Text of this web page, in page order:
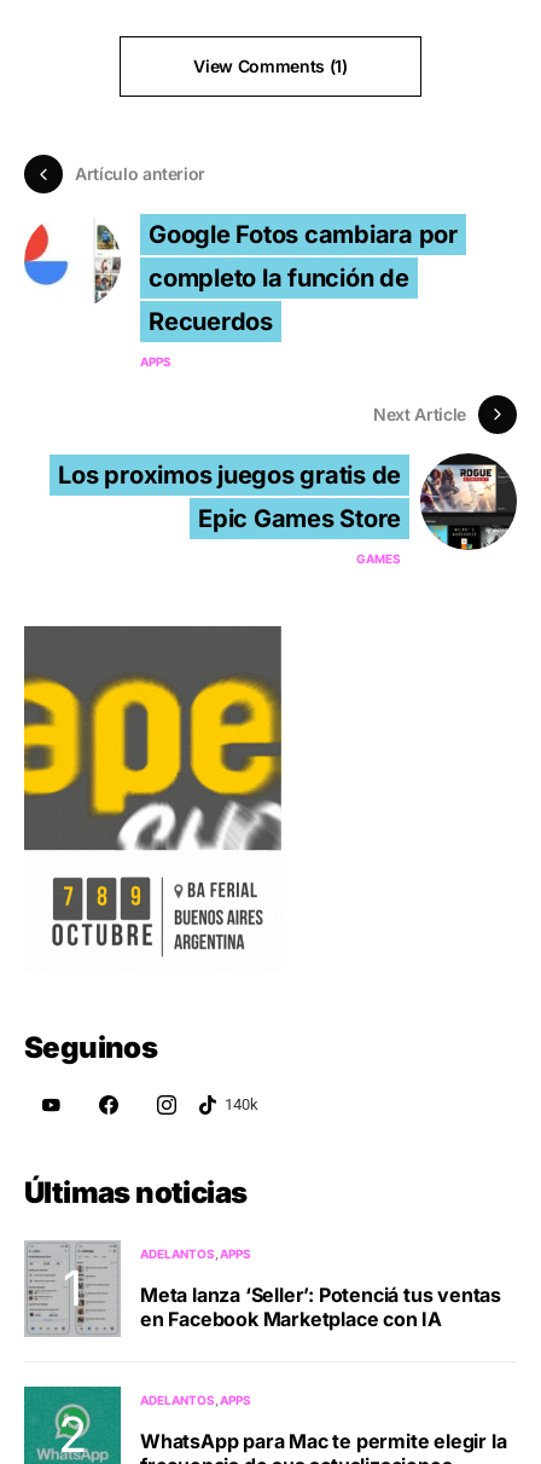
View Comments (1)
Artículo anterior
Google Fotos cambiara por
completo la función de
Recuerdos
APPS
Next Article
Los proximos juegos gratis de
Epic Games Store
GAMES
Seguinos
Últimas noticias
ADELANTOS APPS
Meta lanza ‘Seller’: Potenciá tus ventas
en Facebook Marketplace con IA
ADELANTOS APPS
WhatsApp para Mac te permite elegir la